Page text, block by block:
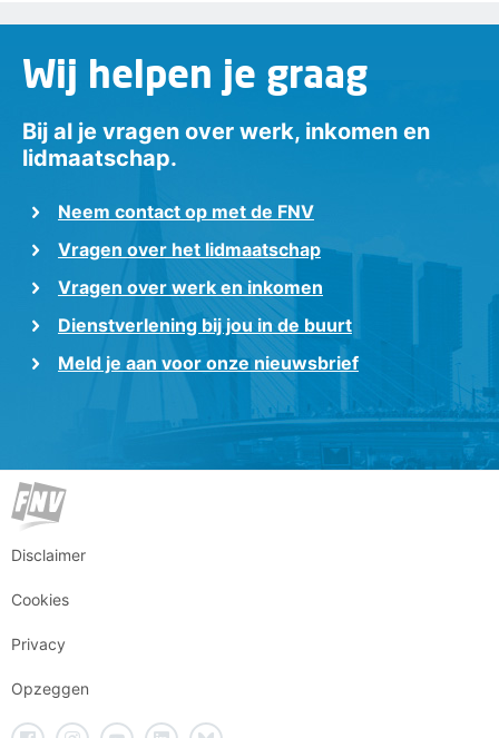
Wij helpen je graag
Bij al je vragen over werk, inkomen en
lidmaatschap.
Neem contact op met de FNV
Vragen over het lidmaatschap
Vragen over werk en inkomen
Dienstverlening bij jou in de buurt
Meld je aan voor onze nieuwsbrief
Disclaimer
Cookies
Privacy
Opzeggen